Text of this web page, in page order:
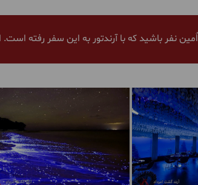
اٌمین نفر باشید که با آرندتور به این سفر رفته است.